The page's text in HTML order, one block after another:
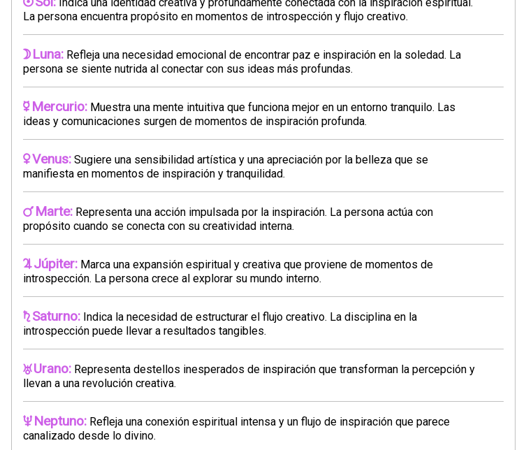
La persona encuentra propósito en momentos de introspección y flujo creativo.
Luna: Refleja una necesidad emocional de encontrar paz e inspiración en la soledad. La
persona se siente nutrida al conectar con sus ideas más profundas.
Mercurio: Muestra una mente intuitiva que funciona mejor en un entorno tranquilo. Las
ideas y comunicaciones surgen de momentos de inspiración profunda.
Venus: Sugiere una sensibilidad artística y una apreciación por la belleza que se
manifiesta en momentos de inspiración y tranquilidad.
Marte: Representa una acción impulsada por la inspiración. La persona actúa con
propósito cuando se conecta con su creatividad interna.
Júpiter: Marca una expansión espiritual y creativa que proviene de momentos de
introspección. La persona crece al explorar su mundo interno.
Saturno: Indica la necesidad de estructurar el flujo creativo. La disciplina en la
introspección puede llevar a resultados tangibles.
Urano: Representa destellos inesperados de inspiración que transforman la percepción y
llevan a una revolución creativa.
Neptuno: Refleja una conexión espiritual intensa y un flujo de inspiración que parece
canalizado desde lo divino.